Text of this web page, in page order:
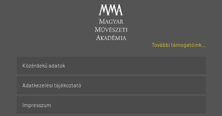
További támogatóink...
Közérdekű adatok
Adatkezelési tájékoztató
Impresszum